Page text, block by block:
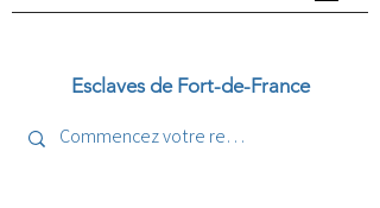
Esclaves de Fort-de-France